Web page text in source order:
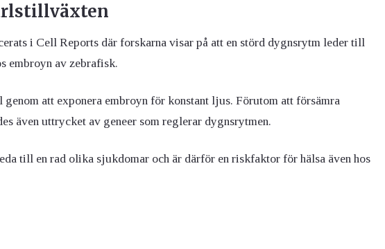
i Cell Reports där forskarna visar på att en störd dygnsrytm leder till
embroyn av zebrafisk.
att exponera embroyn för konstant ljus. Förutom att försämra
även uttrycket av geneer som reglerar dygnsrytmen.
till en rad olika sjukdomar och är därför en riskfaktor för hälsa även hos